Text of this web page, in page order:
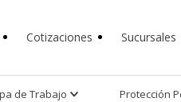
Cotizaciones Sucursales
de Trabajo Protección